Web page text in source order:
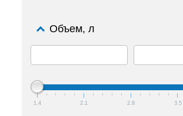
Объем, л
1.4 2.1 2.8 3.5